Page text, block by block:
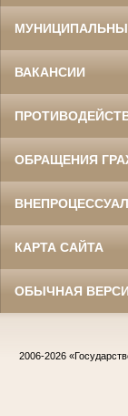
ВАКАНСИИ
ОБРАЩЕНИЯ
КАРТА САЙТА
ОБЫЧНАЯ
2006-2026